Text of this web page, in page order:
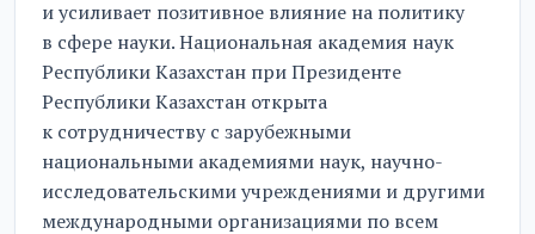
и усиливает позитивное влияние на политику
в сфере науки. Национальная академия наук
Республики Казахстан при Президенте
Республики Казахстан открыта
к сотрудничеству с зарубежными
национальными академиями наук, научно-
исследовательскими учреждениями и другими
международными организациями по всем